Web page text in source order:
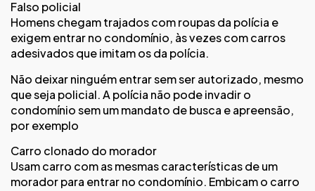
Falso policial
Homens chegam trajados com roupas da polícia e
exigem entrar no condomínio, às vezes com carros
adesivados que imitam os da polícia.
Não deixar ninguém entrar sem ser autorizado, mesmo
que seja policial. A polícia não pode invadir o
condomínio sem um mandato de busca e apreensão,
por exemplo
Carro clonado do morador
Usam carro com as mesmas características de um
morador para entrar no condomínio. Embicam o carro